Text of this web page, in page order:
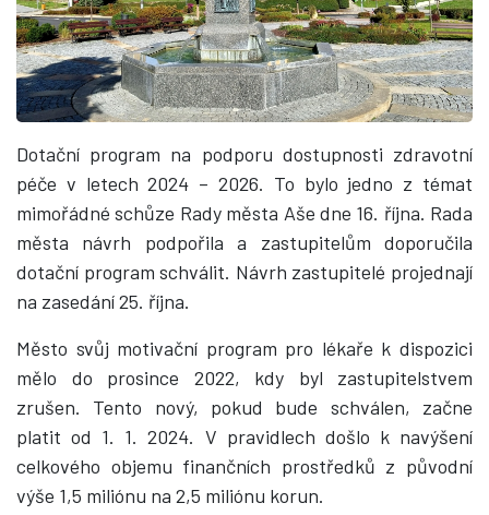
Dotační program na podporu dostupnosti zdravotní
péče v letech 2024 – 2026. To bylo jedno z témat
mimořádné schůze Rady města Aše dne 16. října. Rada
města návrh podpořila a zastupitelům doporučila
dotační program schválit. Návrh zastupitelé projednají
na zasedání 25. října.
Město svůj motivační program pro lékaře k dispozici
mělo do prosince 2022, kdy byl zastupitelstvem
zrušen. Tento nový, pokud bude schválen, začne
platit od 1. 1. 2024. V pravidlech došlo k navýšení
celkového objemu finančních prostředků z původní
výše 1,5 miliónu na 2,5 miliónu korun.